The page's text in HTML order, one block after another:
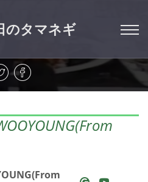
のタマネギ